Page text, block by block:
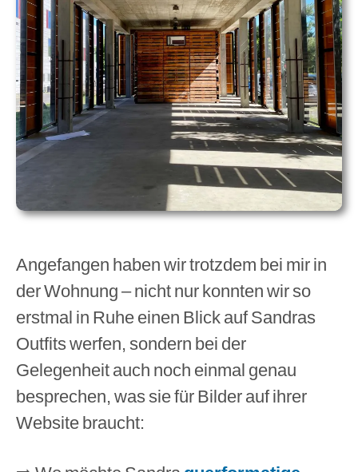
Angefangen haben wir trotzdem bei mir in
der Wohnung – nicht nur konnten wir so
erstmal in Ruhe einen Blick auf Sandras
Outfits werfen, sondern bei der
Gelegenheit auch noch einmal genau
besprechen, was sie für Bilder auf ihrer
Website braucht: